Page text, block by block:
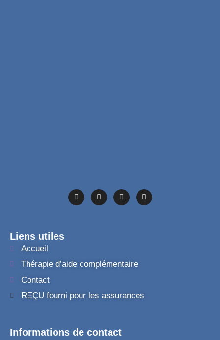
Liens utiles
Accueil
Thérapie d’aide complémentaire
Contact
REÇU fourni pour les assurances
Informations de contact